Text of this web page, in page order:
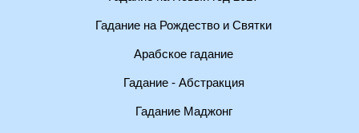
Гадание на Рождество и Святки
Арабское гадание
Гадание - Абстракция
Гадание Маджонг